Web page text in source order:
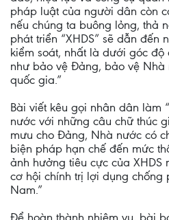
pháp luật của người dân còn
nếu chúng ta buông lỏng, thả
phát triển “XHDS” sẽ dẫn đến
kiểm soát, nhất là dưới góc
như bảo vệ Đảng, bảo vệ
quốc gia.”
Bài viết kêu gọi nhân dân làm
nước với những câu chữ thúc
mưu cho Đảng, Nhà nước có
biện pháp hạn chế đến mức
ảnh hưởng tiêu cực của XHDS
cơ hội chính trị lợi dụng chống
Nam.”
Để hoàn thành nhiệm vụ, bài